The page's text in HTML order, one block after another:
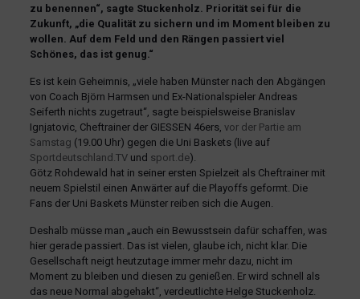
zu benennen“, sagte Stuckenholz. Priorität sei für die
Zukunft, „die Qualität zu sichern und im Moment bleiben zu
wollen. Auf dem Feld und den Rängen passiert viel
Schönes, das ist genug.“
Es ist kein Geheimnis, „viele haben Münster nach den Abgängen
von Coach Björn Harmsen und Ex-Nationalspieler Andreas
Seiferth nichts zugetraut“, sagte beispielsweise Branislav
Ignjatovic, Cheftrainer der GIESSEN 46ers, vor der Partie am
Samstag (19.00 Uhr) gegen die Uni Baskets (live auf
Sportdeutschland.TVund sport.de).
Götz Rohdewald hat in seiner ersten Spielzeit als Cheftrainer mit
neuem Spielstil einen Anwärter auf die Playoffs geformt. Die
Fans der Uni Baskets Münster reiben sich die Augen.
Deshalb müsse man „auch ein Bewusstsein dafür schaffen, was
hier gerade passiert. Das ist vielen, glaube ich, nicht klar. Die
Gesellschaft neigt heutzutage immer mehr dazu, nicht im
Moment zu bleiben und diesen zu genießen. Er wird schnell als
das neue Normal abgehakt“, verdeutlichte Helge Stuckenholz.